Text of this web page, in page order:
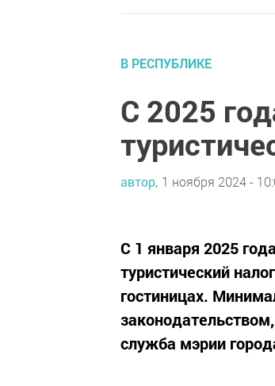
В РЕСПУБЛИКЕ
С 2025
автор, 1 ноября 2024 -
С 1 января 2025
туристический
гостиницах.
служба мэрии